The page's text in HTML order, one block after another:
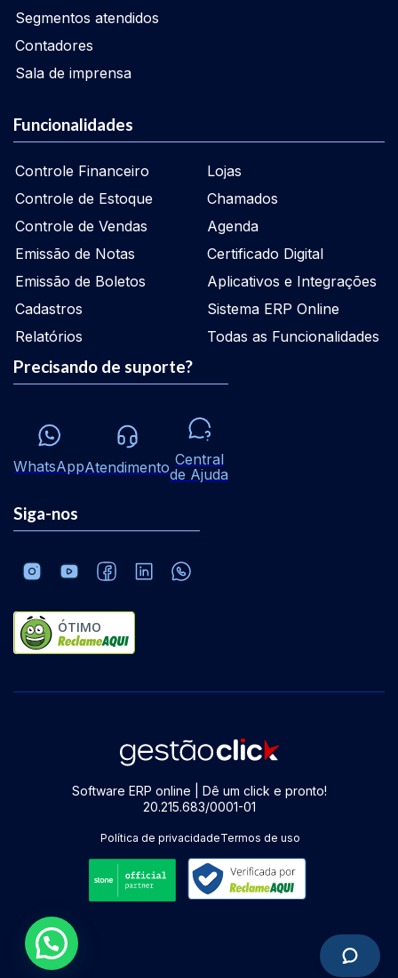
Segmentos atendidos
Contadores
Sala de imprensa
Funcionalidades
Controle Financeiro
Controle de Estoque
Controle de Vendas
Emissão de Notas
Emissão de Boletos
Cadastros
Relatórios
Lojas
Chamados
Agenda
Certificado Digital
Aplicativos e Integrações
Sistema ERP Online
Todas as Funcionalidades
Precisando de suporte?
WhatsAppAtendimento Central
de Ajuda
Siga-nos
ÓTIMO
Software ERP online | Dê um click e pronto!
20.215.683/0001-01
Política de privacidadeTermos de uso